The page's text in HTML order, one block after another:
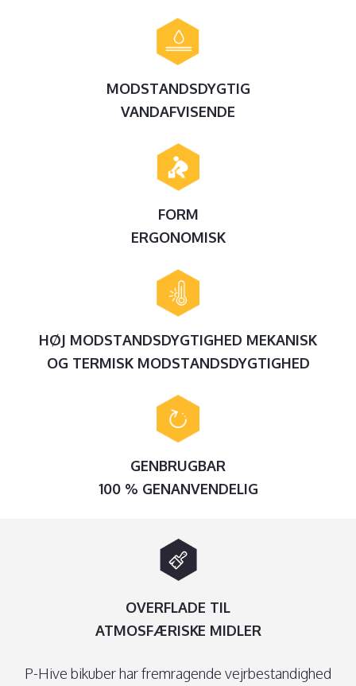
MODSTANDSDYGTIG
VANDAFVISENDE
FORM
ERGONOMISK
HØJ MODSTANDSDYGTIGHED MEKANISK
OG TERMISK MODSTANDSDYGTIGHED
GENBRUGBAR
100 % GENANVENDELIG
OVERFLADE TIL
ATMOSFÆRISKE MIDLER
P-Hive bikuber har fremragende vejrbestandighed